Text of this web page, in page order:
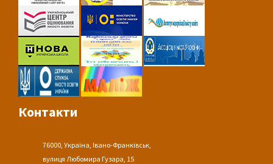
Контакти
76000, Україна, Івано-Франківськ,
вулиця Любомира Гузара, 15